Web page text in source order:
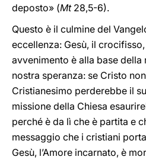
deposto» (Mt28,5-6).
Questo è il culmine del
eccellenza: Gesù, il
avvenimento è alla base della
nostra speranza: se Cristo
Cristianesimo perderebbe il
missione della Chiesa
perché è da lì che è partita e
messaggio che i cristiani
Gesù, l’Amore incarnato, è